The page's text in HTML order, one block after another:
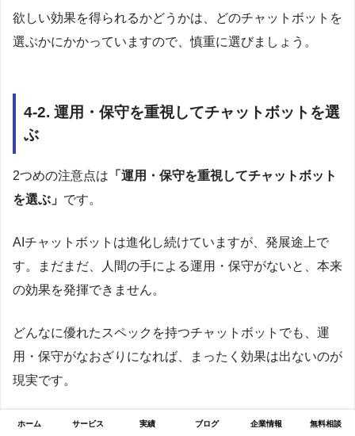
欲しい効果を得られるかどうかは、どのチャットボットを
選ぶかにかかっていますので、慎重に選びましょう。
4-2. 運用・保守を重視してチャットボットを選
ぶ
2つめの注意点は 「運用・保守を重視してチャットボット
を選ぶ」 です。
AIチャットボットは進化し続けていますが、発展途上で
す。まだまだ、人間の手による運用・保守がないと、本来
の効果を発揮できません。
どんなに優れたスペックを持つチャットボットでも、運
用・保守がなおざりになれば、まったく効果は出ないのが
現実です。
運用・保守を見通してチャットボットを選ぶことが、チャ
ホーム サービス 実績 ブログ 企業情報 無料相談